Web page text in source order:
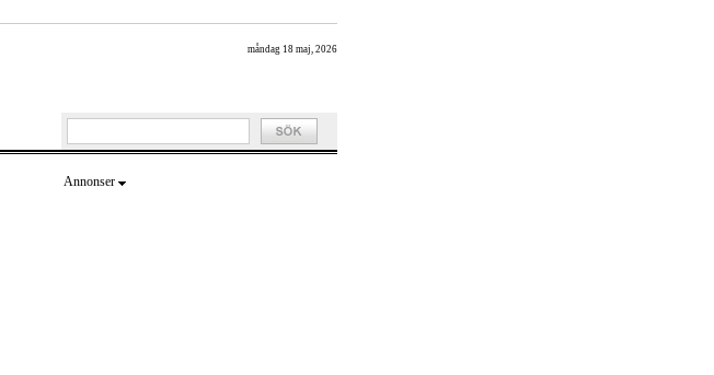
måndag 18 maj, 2026
Annonser